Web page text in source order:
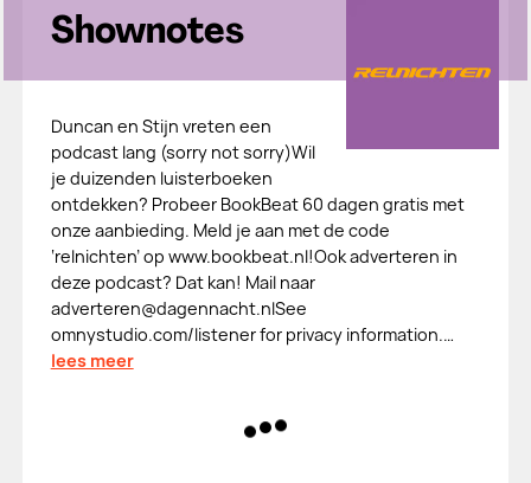
Shownotes
Duncan en Stijn vreten een
podcast lang (sorry not sorry)Wil
je duizenden luisterboeken
ontdekken? Probeer BookBeat 60 dagen gratis met
onze aanbieding. Meld je aan met de code
‘relnichten’ op www.bookbeat.nl!Ook adverteren in
deze podcast? Dat kan! Mail naar
adverteren@dagennacht.nlSee
omnystudio.com/listener for privacy information.…
lees meer